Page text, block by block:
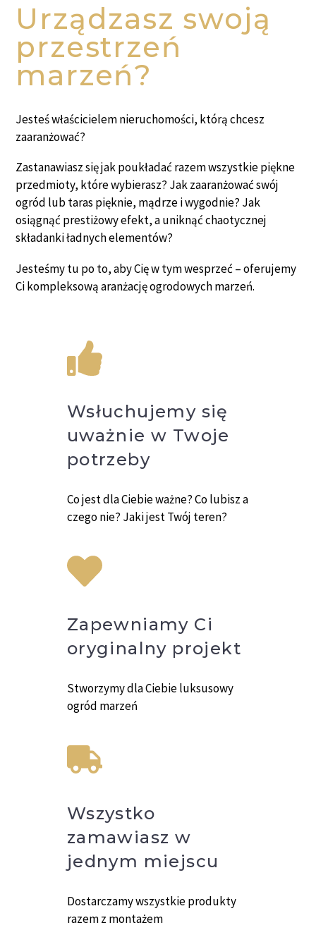
Urządzasz swoją
przestrzeń
marzeń?
Jesteś właścicielem nieruchomości, którą chcesz
zaaranżować?
Zastanawiasz się jak poukładać razem wszystkie piękne
przedmioty, które wybierasz? Jak zaaranżować swój
ogród lub taras pięknie, mądrze i wygodnie? Jak
osiągnąć prestiżowy efekt, a uniknąć chaotycznej
składanki ładnych elementów?
Jesteśmy tu po to, aby Cię w tym wesprzeć – oferujemy
Ci kompleksową aranżację ogrodowych marzeń.
Wsłuchujemy się
uważnie w Twoje
potrzeby
Co jest dla Ciebie ważne? Co lubisz a
czego nie? Jaki jest Twój teren?
Zapewniamy Ci
oryginalny projekt
Stworzymy dla Ciebie luksusowy
ogród marzeń
Wszystko
zamawiasz w
jednym miejscu
Dostarczamy wszystkie produkty
razem z montażem